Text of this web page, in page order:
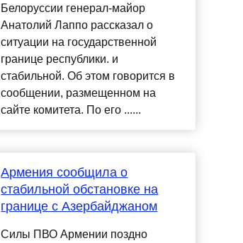
Белоруссии генерал-майор
Анатолий Лаппо рассказал о
ситуации на государственной
границе республики. и
стабильной. Об этом говорится в
сообщении, размещенном на
сайте комитета. По его ......
Армения сообщила о
стабильной обстановке на
границе с Азербайджаном
Силы ПВО Армении поздно